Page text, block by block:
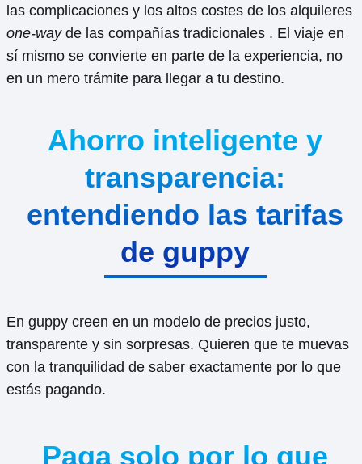
las complicaciones y los altos costes de los alquileres
one-wayde las compañías tradicionales . El viaje en
sí mismo se convierte en parte de la experiencia, no
en un mero trámite para llegar a tu destino.
Ahorro inteligente y
transparencia:
entendiendo las tarifas
de guppy
En guppy creen en un modelo de precios justo,
transparente y sin sorpresas. Quieren que te muevas
con la tranquilidad de saber exactamente por lo que
estás pagando.
Paga solo por lo que